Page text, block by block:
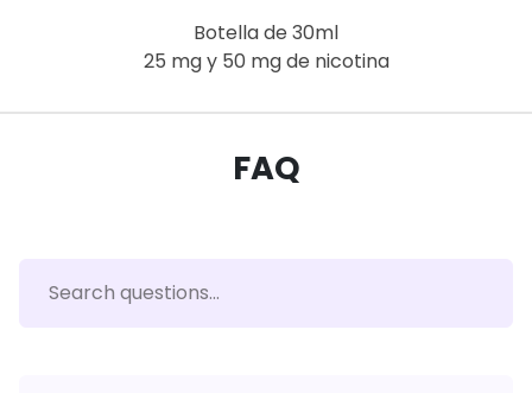
Botella de 30ml
25 mg y 50 mg de nicotina
FAQ